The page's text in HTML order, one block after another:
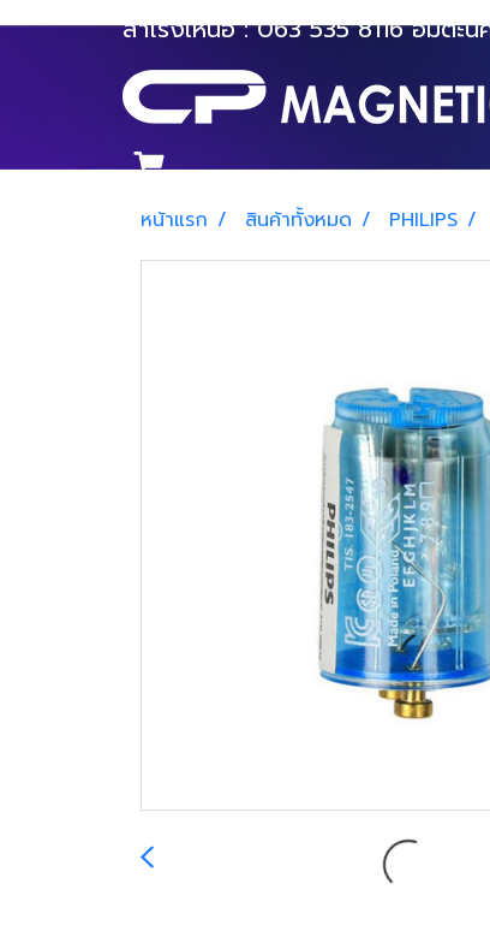
สำโรงเหนือ :063 535 8116อมตะน
หน้าแรก สินค้าทั้งหมด PHILIPS